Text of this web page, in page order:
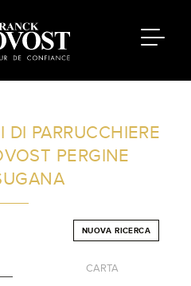
DI PARRUCCHIERE
PERGINE
NUOVA RICERCA
CARTA